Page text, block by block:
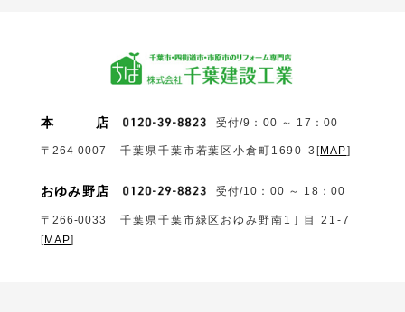
本 店 受付/9：00 ～ 17：00
〒264-0007 千葉県千葉市若葉区小倉町1690‐3 [MAP]
おゆみ野店 受付/10：00 ～ 18：00
〒266-0033
千葉県千葉市緑区おゆみ野南1丁目 21-7
[MAP]